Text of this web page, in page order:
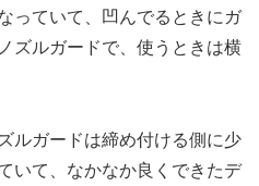
っていて、凹んでるときにガ
ズルガードで、使うときは横
ルガードは締め付ける側に少
いて、なかなか良くできたデ